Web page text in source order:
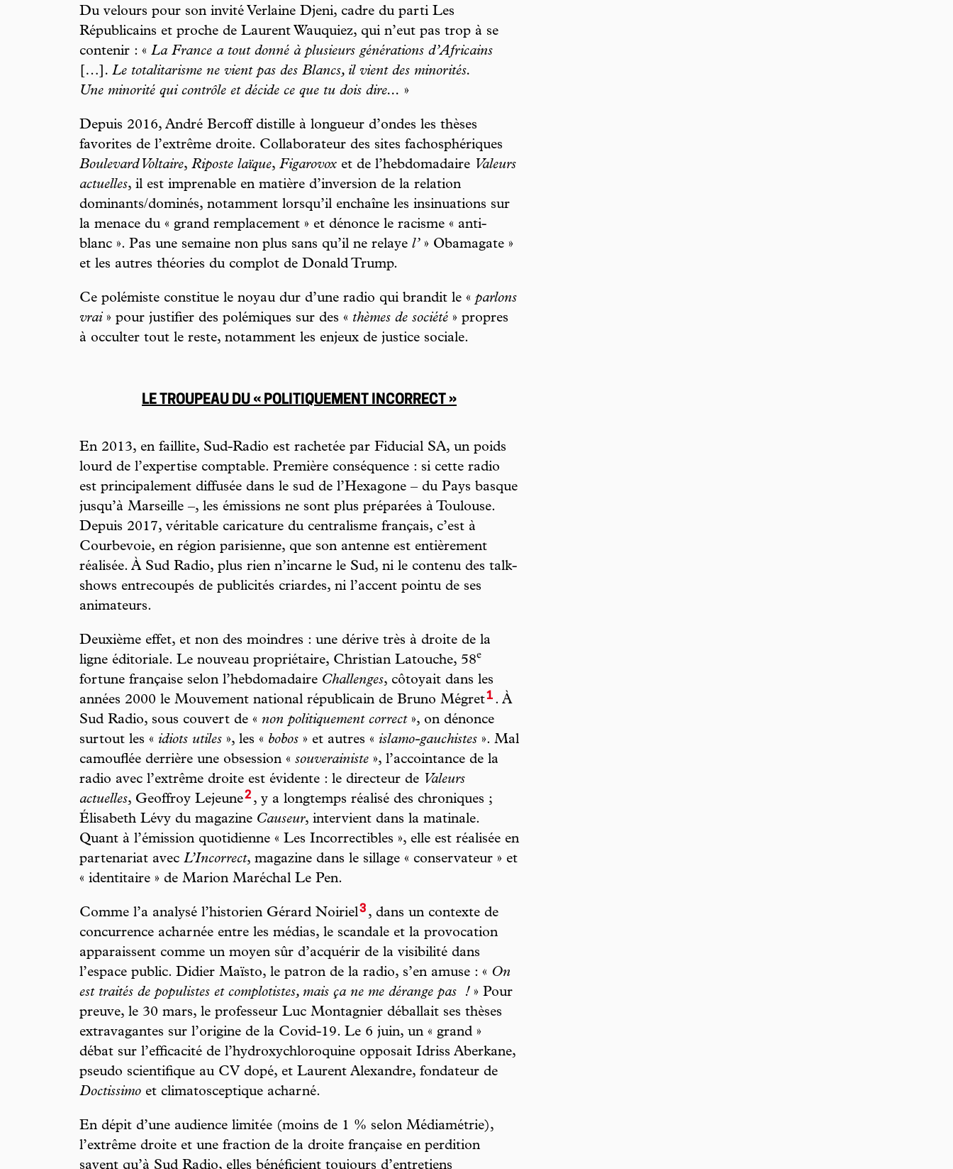
Du velours pour son invité Verlaine Djeni, cadre du parti Les
Républicains et proche de Laurent Wauquiez, qui n’eut pas trop à se
contenir : « La France a tout donné à plusieurs générations d’Africains
[…] . Le totalitarisme ne vient pas des Blancs, il vient des minorités.
Une minorité qui contrôle et décide ce que tu dois dire... »
Depuis 2016, André Bercoff distille à longueur d’ondes les thèses
favorites de l’extrême droite. Collaborateur des sites fachosphériques
Boulevard Voltaire, Riposte laïque, Figarovox et de l’hebdomadaire Valeurs
actuelles, il est imprenable en matière d’inversion de la relation
dominants/dominés, notamment lorsqu’il enchaîne les insinuations sur
la menace du « grand remplacement » et dénonce le racisme « anti-
blanc ». Pas une semaine non plus sans qu’il ne relaye l’» Obamagate »
et les autres théories du complot de Donald Trump.
Ce polémiste constitue le noyau dur d’une radio qui brandit le « parlons
vrai » pour justifier des polémiques sur des « thèmes de société » propres
à occulter tout le reste, notamment les enjeux de justice sociale.
LE TROUPEAU DU « POLITIQUEMENT INCORRECT »
En 2013, en faillite, Sud-Radio est rachetée par Fiducial SA, un poids
lourd de l’expertise comptable. Première conséquence : si cette radio
est principalement diffusée dans le sud de l’Hexagone – du Pays basque
jusqu’à Marseille –, les émissions ne sont plus préparées à Toulouse.
Depuis 2017, véritable caricature du centralisme français, c’est à
Courbevoie, en région parisienne, que son antenne est entièrement
réalisée. À Sud Radio, plus rien n’incarne le Sud, ni le contenu des talk-
shows entrecoupés de publicités criardes, ni l’accent pointu de ses
animateurs.
Deuxième effet, et non des moindres : une dérive très à droite de la
ligne éditoriale. Le nouveau propriétaire, Christian Latouche, 58e
fortune française selon l’hebdomadaire Challenges, côtoyait dans les
années 2000 le Mouvement national républicain de Bruno Mégret1 . À
Sud Radio, sous couvert de « non politiquement correct», on dénonce
surtout les « idiots utiles », les « bobos » et autres « islamo-gauchistes ». Mal
camouflée derrière une obsession « souverainiste », l’accointance de la
radio avec l’extrême droite est évidente : le directeur de Valeurs
actuelles, Geoffroy Lejeune2 , y a longtemps réalisé des chroniques ;
Élisabeth Lévy du magazine Causeur, intervient dans la matinale.
Quant à l’émission quotidienne « Les Incorrectibles », elle est réalisée en
partenariat avec L’Incorrect, magazine dans le sillage « conservateur » et
« identitaire » de Marion Maréchal Le Pen.
Comme l’a analysé l’historien Gérard Noiriel3 , dans un contexte de
concurrence acharnée entre les médias, le scandale et la provocation
apparaissent comme un moyen sûr d’acquérir de la visibilité dans
l’espace public. Didier Maïsto, le patron de la radio, s’en amuse : « On
est traités de populistes et complotistes, mais ça ne me dérange pas
!» Pour
preuve, le 30 mars, le professeur Luc Montagnier déballait ses thèses
extravagantes sur l’origine de la Covid-19. Le 6 juin, un « grand »
débat sur l’efficacité de l’hydroxychloroquine opposait Idriss Aberkane,
pseudo scientifique au CV dopé, et Laurent Alexandre, fondateur de
Doctissimo et climatosceptique acharné.
En dépit d’une audience limitée (moins de 1 % selon Médiamétrie),
l’extrême droite et une fraction de la droite française en perdition
savent qu’à Sud Radio, elles bénéficient toujours d’entretiens